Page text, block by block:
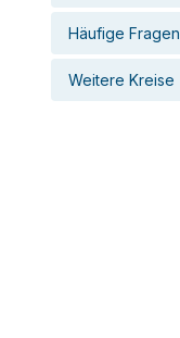
Häufige Fragen
Weitere Kreise